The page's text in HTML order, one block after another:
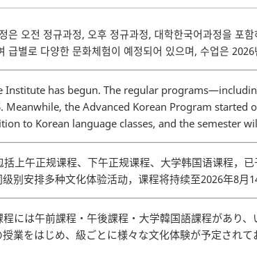
오전 정규과정, 오후 정규과정, 대학한국어과정을 포
급별로 다양한 문화체험이 예정되어 있으며, 수업은
Institute has begun. The regular
the Advanced Korean Program started
to Korean language classes, and the semester
上午正规课程、下午正规课程、大学韩国语课程，
别安排多种文化体验活动，课程将持续至2026年8月
には午前課程・午後課程・大学韓国語課程があり
業をはじめ、級ごとに様々な文化体験が予定されて